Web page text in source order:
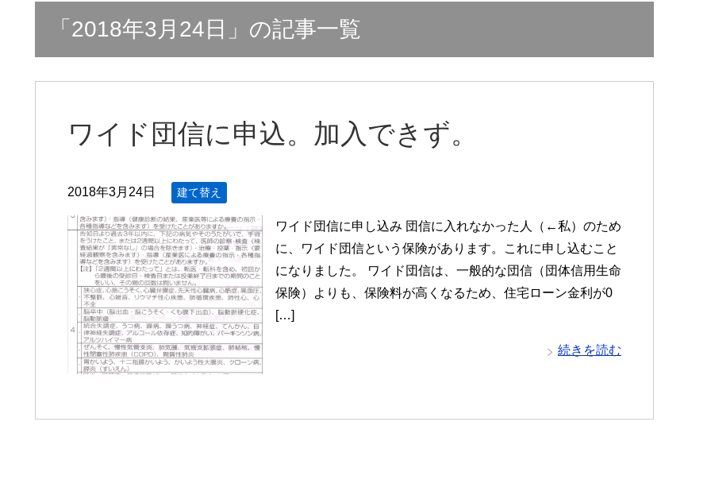
「2018年3月24日」の記事一覧
ワイド団信に申込。加入できず。
2018年3月24日 建て替え
ワイド団信に申し込み 団信に入れなかった人（←私）のため
に、ワイド団信という保険があります。これに申し込むこと
になりました。 ワイド団信は、一般的な団信（団体信用生命
保険）よりも、保険料が高くなるため、住宅ローン金利が0
[…]
続きを読む